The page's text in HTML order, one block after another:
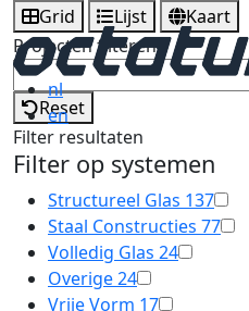
nl
en
Grid Lijst
Kaart
Projecten filteren
Reset
Filter resultaten
Filter op systemen
Structureel Glas 137
Staal Constructies 77
Volledig Glas 24
Overige24
Vrije Vorm 17